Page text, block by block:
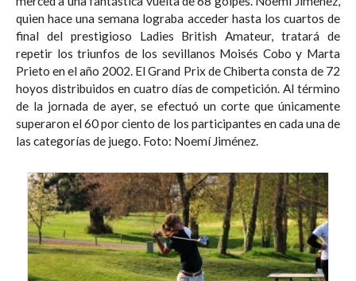
quien hace una semana lograba acceder hasta los cuartos de
final del prestigioso Ladies British Amateur, tratará de
repetir los triunfos de los sevillanos Moisés Cobo y Marta
Prieto en el año 2002. El Grand Prix de Chiberta consta de 72
hoyos distribuidos en cuatro días de competición. Al término
de la jornada de ayer, se efectuó un corte que únicamente
superaron el 60 por ciento de los participantes en cada una de
las categorías de juego. Foto: Noemí Jiménez.